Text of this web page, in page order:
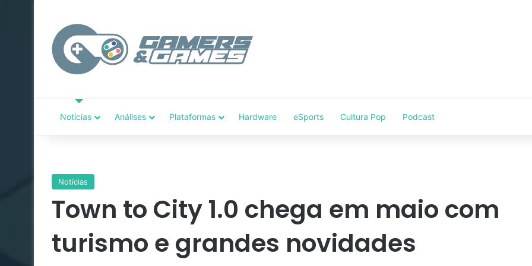
Notícias Análises Plataformas Hardware eSports Cultura Pop Podcast
Notícias
Town to City 1.0 chega em maio com
turismo e grandes novidades